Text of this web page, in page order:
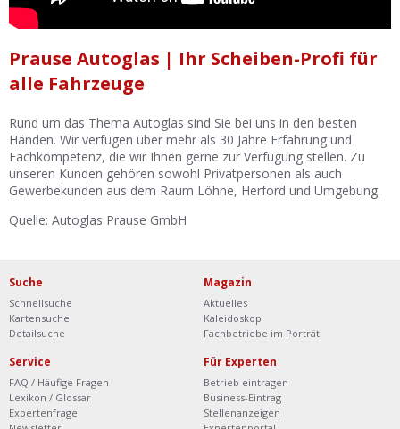
Kostenlos eintragen
Prause Autoglas | Ihr Scheiben-Profi für
alle Fahrzeuge
Rund um das Thema Autoglas sind Sie bei uns in den besten
Händen. Wir verfügen über mehr als 30 Jahre Erfahrung und
Fachkompetenz, die wir Ihnen gerne zur Verfügung stellen. Zu
unseren Kunden gehören sowohl Privatpersonen als auch
Gewerbekunden aus dem Raum Löhne, Herford und Umgebung.
Quelle: Autoglas Prause GmbH
Suche
Schnellsuche
Kartensuche
Detailsuche
Magazin
Aktuelles
Kaleidoskop
Fachbetriebe im Porträt
Service
FAQ / Häufige Fragen
Lexikon / Glossar
Expertenfrage
Für Experten
Betrieb eintragen
Business-Eintrag
Stellenanzeigen